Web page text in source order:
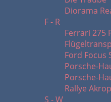
Diorama
F - R
Ferrari 275
Ford Focus
Porsche-
Porsche-
Rallye
S - W